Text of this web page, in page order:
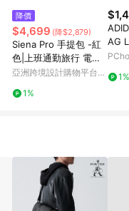
降價
$4,699 (降$2,879)
Siena Pro 手提包 -紅
色|上班通勤旅行 電腦
手提包
亞洲跨境設計購物平台
1%
AG
64
1%